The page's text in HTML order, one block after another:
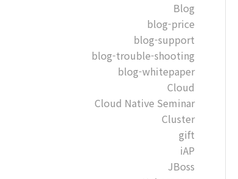
Blog
blog-price
blog-support
blog-trouble-shooting
blog-whitepaper
Cloud
Cloud Native Seminar
Cluster
gift
iAP
JBoss